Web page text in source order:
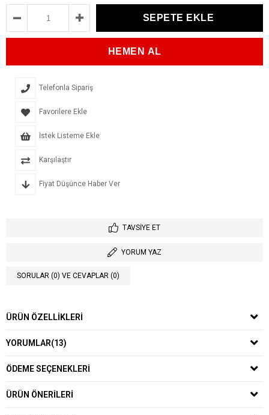
Telefonla Sipariş
Favorilere Ekle
İstek Listeme Ekle
Karşılaştır
Fiyat Düşünce Haber Ver
TAVSIYE ET
YORUM YAZ
SORULAR (0) VE CEVAPLAR (0)
ÜRÜN ÖZELLIKLERI
YORUMLAR(13)
ÖDEME SEÇENEKLERI
ÜRÜN ÖNERILERI